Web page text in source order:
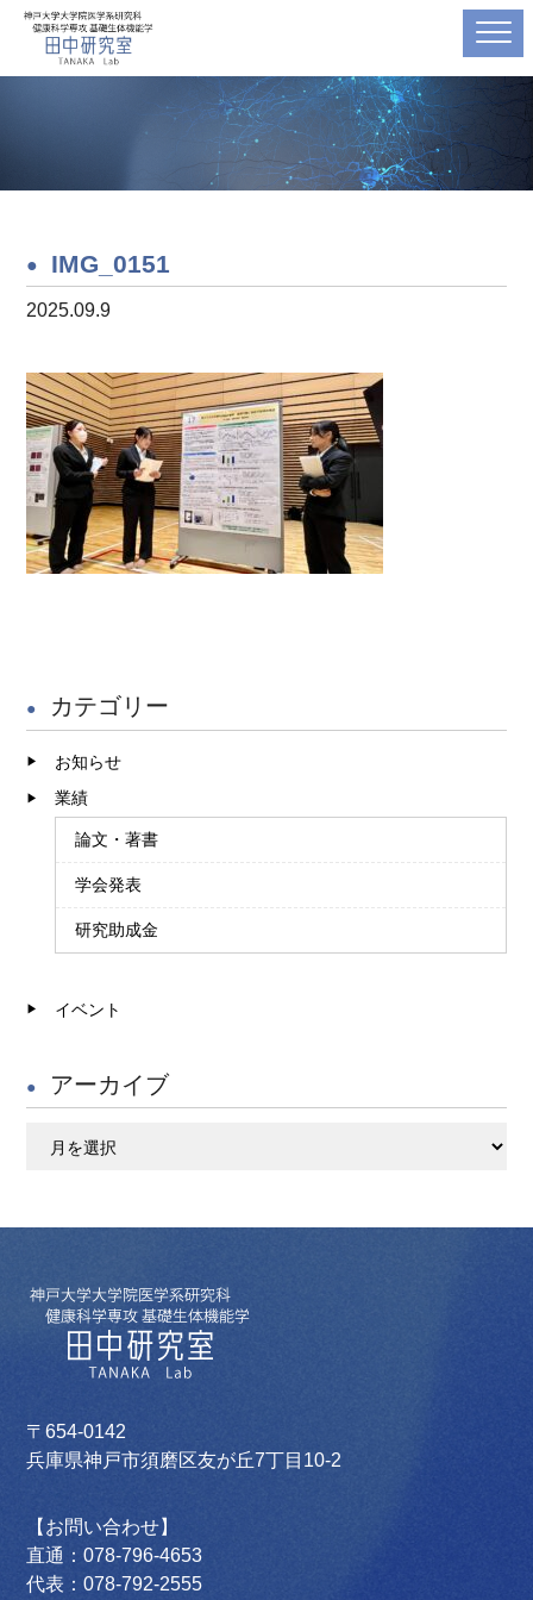
IMG_0151
2025.09.9
カテゴリー
お知らせ
業績
論文・著書
学会発表
研究助成金
イベント
アーカイブ
〒654-0142
兵庫県神戸市須磨区友が丘7丁目10-2
【お問い合わせ】
直通：078-796-4653
代表：078-792-2555